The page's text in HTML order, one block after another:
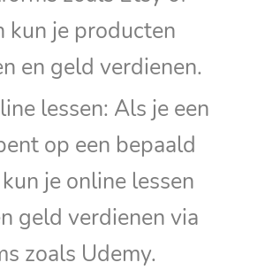
kun je producten
en geld verdienen.
lessen: Als je een
op een bepaald
je online lessen
geld verdienen via
zoals Udemy.